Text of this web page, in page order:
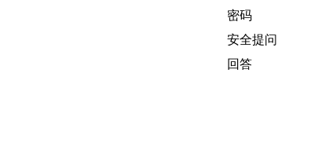
密码
安全提问
回答